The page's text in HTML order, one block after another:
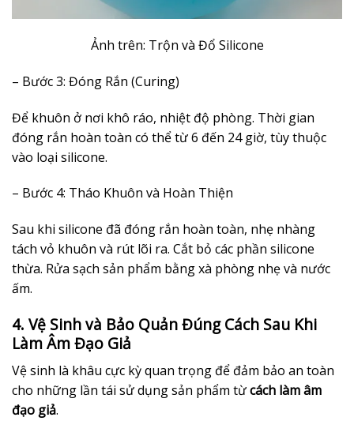
Ảnh trên: Trộn và Đổ Silicone
– Bước 3: Đóng Rắn (Curing)
Để khuôn ở nơi khô ráo, nhiệt độ phòng. Thời gian
đóng rắn hoàn toàn có thể từ 6 đến 24 giờ, tùy thuộc
vào loại silicone.
– Bước 4: Tháo Khuôn và Hoàn Thiện
Sau khi silicone đã đóng rắn hoàn toàn, nhẹ nhàng
tách vỏ khuôn và rút lõi ra. Cắt bỏ các phần silicone
thừa. Rửa sạch sản phẩm bằng xà phòng nhẹ và nước
ấm.
4. Vệ Sinh và Bảo Quản Đúng Cách Sau Khi
Làm Âm Đạo Giả
Vệ sinh là khâu cực kỳ quan trọng để đảm bảo an toàn
cho những lần tái sử dụng sản phẩm từcách làm âm
đạo giả.